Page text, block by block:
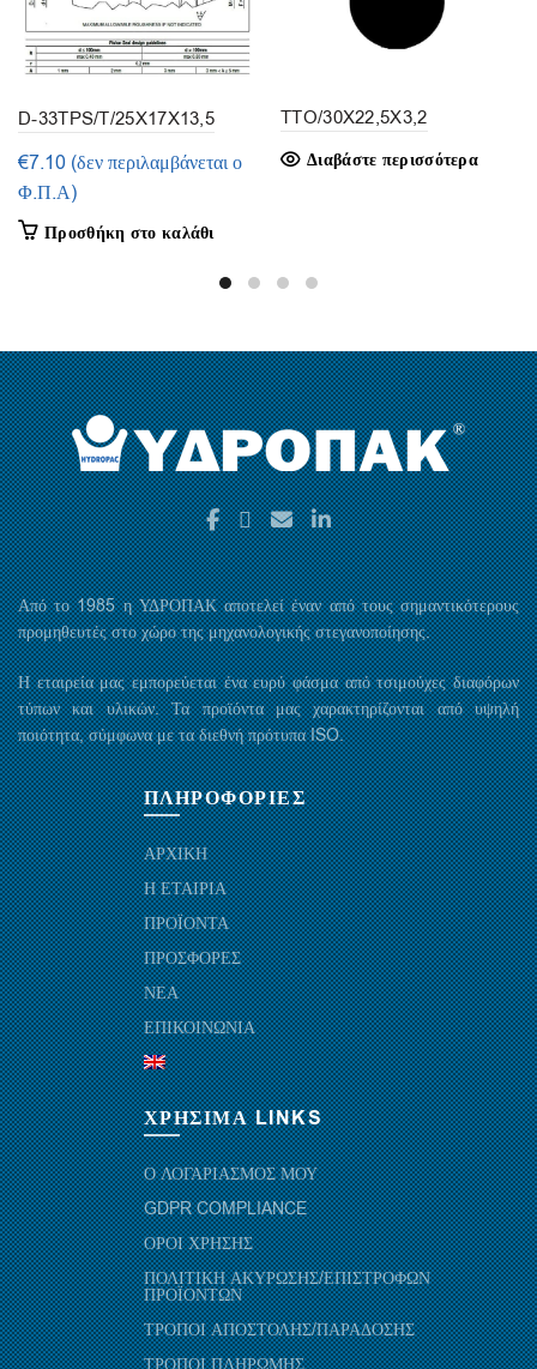
D-33TPS/T/25X17X13,5
(1τμ.)
€7.10 (δεν περιλαμβάνεται ο
Φ.Π.Α)
Προσθήκη στο καλάθι
TTO/30X22,5X3,2
Διαβάστε περισσότερα
Από το 1985 η ΥΔΡΟΠΑΚ αποτελεί έναν από τους σημαντικότερους
προμηθευτές στο χώρο της μηχανολογικής στεγανοποίησης.
Η εταιρεία μας εμπορεύεται ένα ευρύ φάσμα από τσιμούχες διαφόρων
τύπων και υλικών. Τα προϊόντα μας χαρακτηρίζονται από υψηλή
ποιότητα, σύμφωνα με τα διεθνή πρότυπα ISO.
ΠΛΗΡΟΦΟΡΙΕΣ
ΑΡΧΙΚΗ
Η ΕΤΑΙΡΙΑ
ΠΡΟΪΟΝΤΑ
ΠΡΟΣΦΟΡΕΣ
ΝΕΑ
ΕΠΙΚΟΙΝΩΝΙΑ
ΧΡΗΣΙΜΑ LINKS
Ο ΛΟΓΑΡΙΑΣΜΟΣ ΜΟΥ
GDPR COMPLIANCE
ΟΡΟΙ ΧΡΗΣΗΣ
ΠΟΛΙΤΙΚΗ ΑΚΥΡΩΣΗΣ/ΕΠΙΣΤΡΟΦΩΝ
ΠΡΟΪΟΝΤΩΝ
ΤΡΟΠΟΙ ΑΠΟΣΤΟΛΗΣ/ΠΑΡΑΔΟΣΗΣ
ΤΡΟΠΟΙ ΠΛΗΡΩΜΗΣ